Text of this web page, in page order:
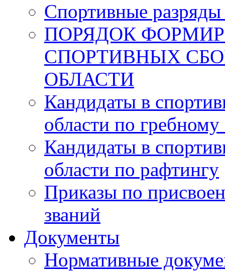
Спортивные
ПОРЯДОК
СПОРТИВНЫХ
ОБЛАСТИ
Кандидаты в
области по
Кандидаты в
области по рафтингу
Приказы по
званий
Документы
Нормативные